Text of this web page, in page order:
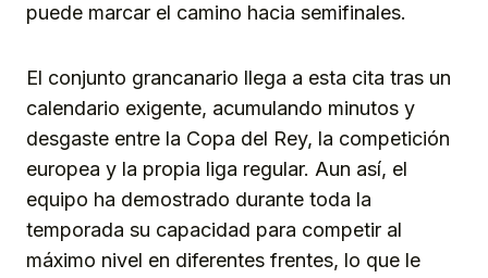
puede marcar el camino hacia semifinales.
El conjunto grancanario llega a esta cita tras un
calendario exigente, acumulando minutos y
desgaste entre la Copa del Rey, la competición
europea y la propia liga regular. Aun así, el
equipo ha demostrado durante toda la
temporada su capacidad para competir al
máximo nivel en diferentes frentes, lo que le